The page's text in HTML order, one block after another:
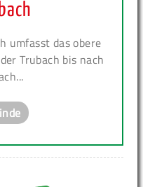
umfasst das obere
Trubach bis nach